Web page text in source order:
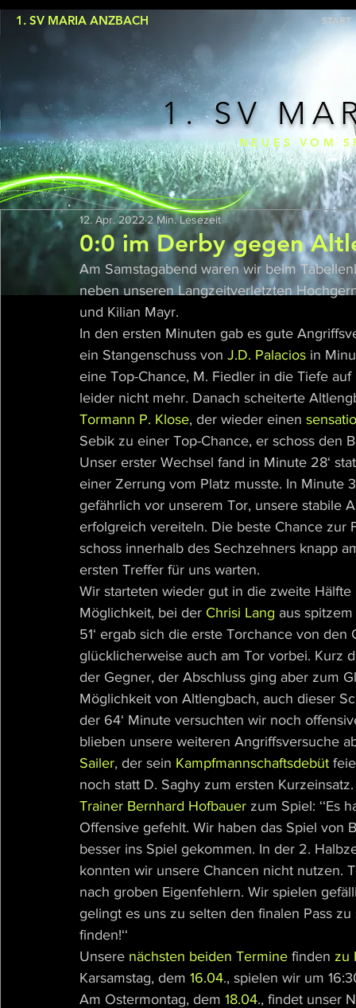
1. SV MARIA ANZBACH START
1. SV
NEUES VOM
0:0 im Derby gegen
12. Apr. 20222 Min. Lesezeit
Am Samstagabend waren wir beim
neben unseren Langzeitverletzten
und Kilian Mayr.
In den ersten Minuten gab es gute
ein Stangenschuss von J.D. Palacios in
eine Top-Chance, M. Fiedler in die Tiefe
leider nicht mehr. Danach scheiterte
Tormann P. Klose, der wieder einen
Sebik zu einer Top-Chance, er schoss den
Unser erster Wechsel fand in Minute 28‘
einer Zerrung vom Platz musste. In Minute
gefährlich vor unserem Tor, unsere stabile
erfolgreich vereiteln. Die beste Chance zur
schoss innerhalb des Sechzehners knapp
ersten Treffer für uns warten.
Wir starteten wieder gut in die zweite
Möglichkeit, bei der Chrisi Lang aus
51‘ ergab sich die erste Torchance von
glücklicherweise auch am Tor vorbei. Kurz
der Gegner, der Abschluss ging aber zum
Möglichkeit von Altlengbach, auch dieser
der 64‘ Minute versuchten wir noch
blieben unsere weiteren Angriffsversuche
Sailer, der sein Kampfmannschaftsdebüt
noch statt D. Saghy zum ersten
Trainer Bernhard Hofbauer zum Spiel: ‘‘Es
Offensive gefehlt. Wir haben das Spiel von
besser ins Spiel gekommen. In der 2.
konnten wir unsere Chancen nicht nutzen.
nach groben Eigenfehlern. Wir spielen
gelingt es uns zu selten den finalen Pass
finden!‘‘
Unsere nächsten beiden Termine finden zu
Karsamstag, dem 16.04., spielen wir um
Am Ostermontag, dem 18.04., findet unser